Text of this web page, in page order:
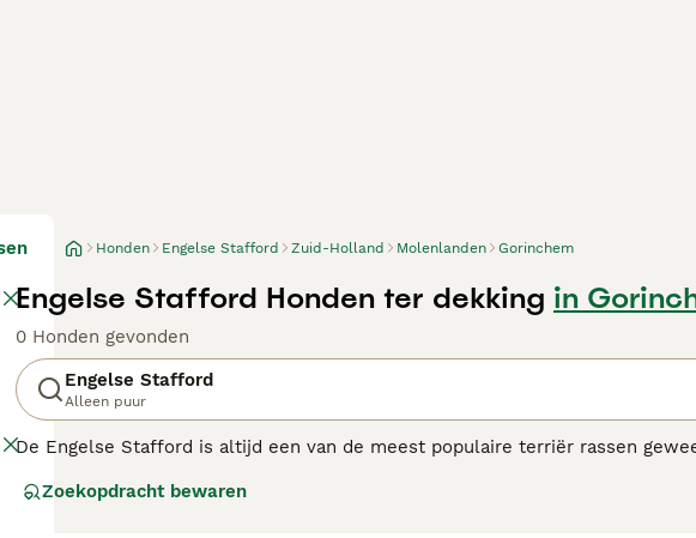
Honden Engelse Stafford Zuid-Holland Molenlanden Gorinchem
Engelse Stafford Honden ter dekking in
0 Honden gevonden
Engelse Stafford
Alleen puur
De Engelse Stafford is altijd een van de meest populaire terriër rassen
populaire honden in de showring geworden en gelukkig heeft dit hun
Zoekopdracht bewaren